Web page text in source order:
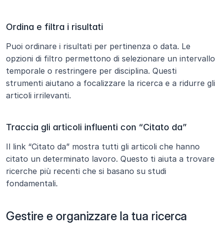
Ordina e filtra i risultati
Puoi ordinare i risultati per pertinenza o data. Le
opzioni di filtro permettono di selezionare un intervallo
temporale o restringere per disciplina. Questi
strumenti aiutano a focalizzare la ricerca e a ridurre gli
articoli irrilevanti.
Traccia gli articoli influenti con “Citato da”
Il link “Citato da” mostra tutti gli articoli che hanno
citato un determinato lavoro. Questo ti aiuta a trovare
ricerche più recenti che si basano su studi
fondamentali.
Gestire e organizzare la tua ricerca